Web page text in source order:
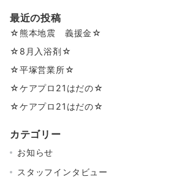
最近の投稿
☆熊本地震 義援金☆
☆8月入浴剤☆
☆平塚営業所☆
☆ケアプロ21はだの☆
☆ケアプロ21はだの☆
カテゴリー
お知らせ
スタッフインタビュー